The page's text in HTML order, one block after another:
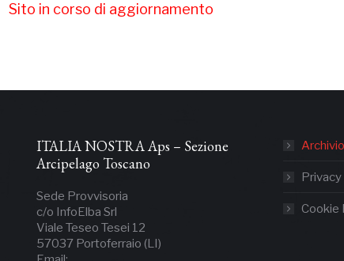
Sito in corso di aggiornamento
ITALIA NOSTRA Aps – Sezione
Arcipelago Toscano
Sede Provvisoria
c/o InfoElba Srl
Viale Teseo Tesei 12
57037 Portoferraio (LI)
Archivio
Cookie